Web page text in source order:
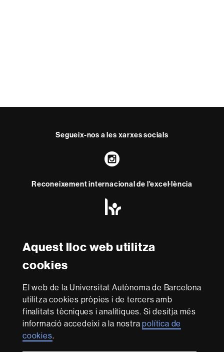
Aquest lloc web utilitza
cookies
El web de la Universitat Autònoma de Barcelona
utilitza cookies pròpies i de tercers amb
finalitats tècniques i analítiques. Si desitja més
informació accedeixi a la nostrapolítica de
cookies.
Segueix-nos a les xarxes socials
Instagram
Reconeixement internacional de l'excel·lència
-
Euraxess
Amb el finançament de
Sobre
aquest
web
Avís legal Protecció de dades Sobre el
web
Accessibilitat web Mapa del web UAB